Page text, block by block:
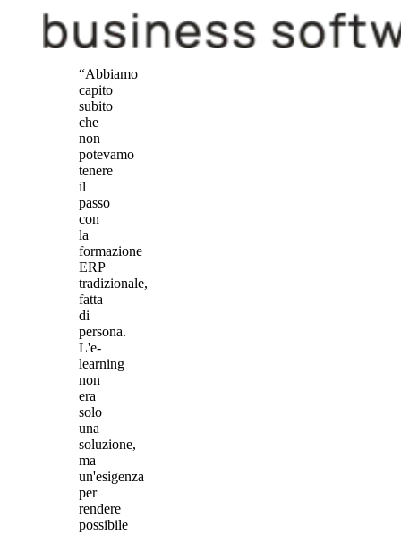
“Abbiamo
capito
subito
che
non
potevamo
tenere
il
passo
con
la
formazione
ERP
tradizionale,
fatta
di
persona.
L'e-
learning
non
era
solo
una
soluzione,
ma
un'esigenza
per
rendere
possibile